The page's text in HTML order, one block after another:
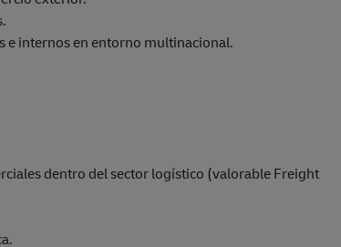
e internos en entorno multinacional.
dentro del sector logístico (valorable Freight